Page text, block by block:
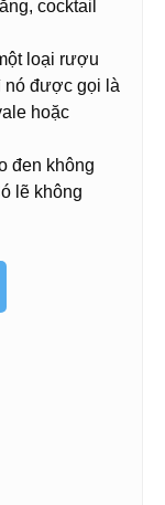
cocktail
loại rượu
nó được gọi là
hoặc
đen không
lẽ không